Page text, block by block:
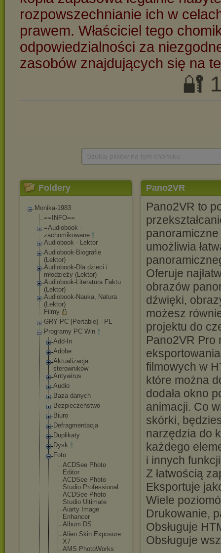
Foldery
Monika-1983
==INFO==
=Audiobook -
zachomikowane
Audiobook - Lektor
Audiobook-Biografie
(Lektor)
Audiobook-Dla dzieci i
młodzieży (Lektor)
Audiobook-Literatura Faktu
(Lektor)
Audiobook-Nauka, Natura
(Lektor)
Filmy
GRY PC [Portable] - PL
Programy PC Win
Add-In
Adobe
Aktualizacja
sterowników
Antywirus
Audio
Baza danych
Bezpieczeństwo
Biuro
Defragmentacja
Duplikaty
Dysk
Foto
ACDSee Photo
Editor
ACDSee Photo
Studio Professiona
ACDSee Photo
Studio Ultimate
Aiarty Image
Enhancer
Album DS
Alien Skin Exposure
X7
AMS PhotoWorks
Pano2VR
Pano2VR to
umożliwia
Oferuje
obrazów
dźwięki,
możesz
projektu do
Pano2VR Pro
filmowych w
które można
dodała okno
animacji. Co
skórki,
narzędzia do
każdego
i innych
Z łatwością
Eksportuje
Wiele
Drukowanie,
Obsługuje
Obsługuje